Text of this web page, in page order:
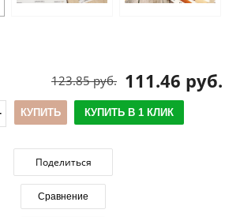
111.46 руб.
123.85 руб.
КУПИТЬ КУПИТЬ В 1 КЛИК
Поделиться
Сравнение